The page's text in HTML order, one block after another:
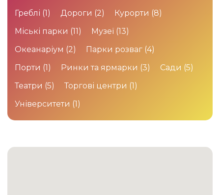
Греблі (1) Дороги (2) Курорти (8)
Міські парки (11) Музеї (13)
Океанаріум (2) Парки розваг (4)
Порти (1) Ринки та ярмарки (3) Сади (5)
Театри (5) Торгові центри (1)
Університети (1)